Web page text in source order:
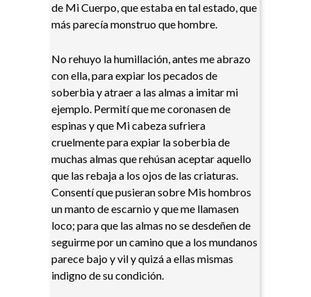
de Mi Cuerpo, que estaba en tal estado, que
más parecía monstruo que hombre.
No rehuyo la humillación, antes me abrazo
con ella, para expiar los pecados de
soberbia y atraer a las almas a imitar mi
ejemplo. Permití que me coronasen de
espinas y que Mi cabeza sufriera
cruelmente para expiar la soberbia de
muchas almas que rehúsan aceptar aquello
que las rebaja a los ojos de las criaturas.
Consentí que pusieran sobre Mis hombros
un manto de escarnio y que me llamasen
loco; para que las almas no se desdeñen de
seguirme por un camino que a los mundanos
parece bajo y vil y quizá a ellas mismas
indigno de su condición.